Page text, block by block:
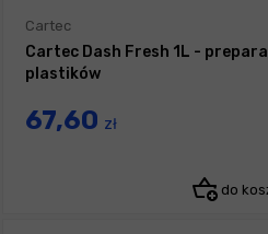
Cartec
Cartec Dash Fresh 1L -
plastików
67,60 zł
do